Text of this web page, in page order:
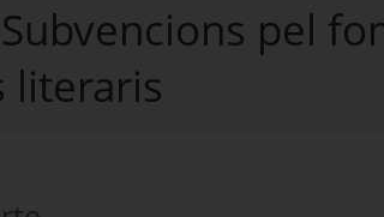
Serveis d'innovació Convocatòries d'ajuts
pel
literaris